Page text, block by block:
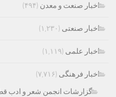
اخبار صنعت و معدن (۴۹۴)
اخبار صنعتی (۱,۲۳۰)
اخبار علمی (۱,۱۱۹)
اخبار فرهنگی (۷,۷۱۶)
گزارشات انجمن شعر و ادب